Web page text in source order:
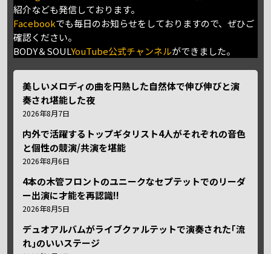
紹介なども発信しております。
Facebookでも毎日のお知らせをしておりますので、ぜひご
確認ください。
BODY＆SOULYouTube公式チャンネルができました。
美しいメロディの曲を円熟した自然体で伸び伸びと演
奏され堪能した夜
2026年8月7日
内外で活躍するトップギタリスト4人がそれぞれの音色
と個性の競演/共演を堪能
2026年8月6日
4本の木管フロントのユニークなセプテットでのリーダ
ー出演に才能を再認識!!
2026年8月5日
デュオアルバムがライブクァルテットで演奏された｢流
れ｣のいいステージ